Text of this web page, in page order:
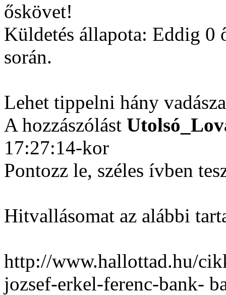
őskövet!
Küldetés állapota: Eddig 0
során.
Lehet tippelni hány
A hozzászólást
17:27:14-kor
Pontozz le, széles ívben
Hitvallásomat az alábbi
http://www.hallottad.hu/
jozsef-erkel-ferenc-bank-